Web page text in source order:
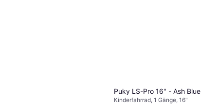
Puky LS-Pro 16" - Ash Blue
Kinderfahrrad, 1 Gänge, 16"